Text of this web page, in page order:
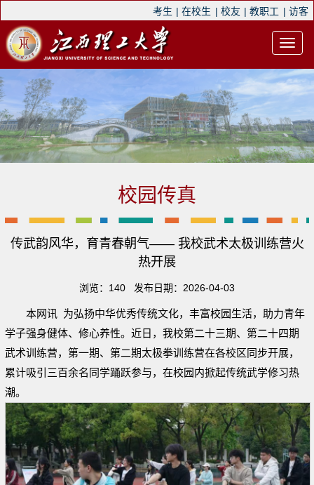
考生 | 在校生 | 校友 | 教职工 | 访客
校园传真
传武韵风华，育青春朝气—— 我校武术太极训练营火
热开展
浏览： 140 发布日期：2026-04-03
本网讯 为弘扬中华优秀传统文化，丰富校园生活，助力青年
学子强身健体、修心养性。近日，我校第二十三期、第二十四期
武术训练营，第一期、第二期太极拳训练营在各校区同步开展，
累计吸引三百余名同学踊跃参与，在校园内掀起传统武学修习热
潮。